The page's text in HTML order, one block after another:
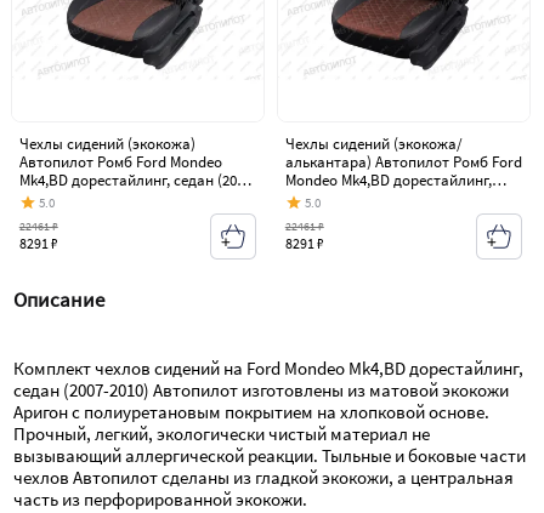
Чехлы сидений (экокожа)
Автопилот Ромб Ford Mondeo
Mk4,BD дорестайлинг, седан (2007-
2010)
5.0
8291 ₽
22461 ₽
Чехлы сидений (экокожа/
алькантара) Автопилот Ромб Ford
Mondeo Mk4,BD дорестайлинг,
седан (2007-2010)
5.0
8291 ₽
22461 ₽
Описание
Комплект чехлов сидений на Ford Mondeo Mk4,BD дорестайлинг,
седан (2007-2010) Автопилот изготовлены из матовой экокожи
Аригон с полиуретановым покрытием на хлопковой основе.
Прочный, легкий, экологически чистый материал не
вызывающий аллергической реакции. Тыльные и боковые части
чехлов Автопилот сделаны из гладкой экокожи, а центральная
часть из перфорированной экокожи.